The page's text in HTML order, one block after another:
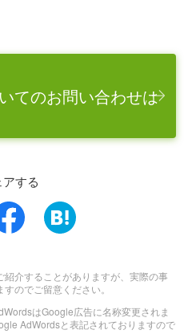
てのお問い合わせは
する
介することがありますが、実際の事
のでご留意ください。
はGoogle広告に名称変更されま
AdWordsと表記されておりますので